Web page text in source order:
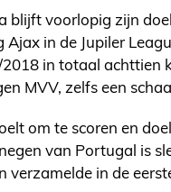
blijft voorlopig zijn
in de Jupiler
in totaal achttien
MVV, zelfs een
om te scoren en
van Portugal is
verzamelde in de